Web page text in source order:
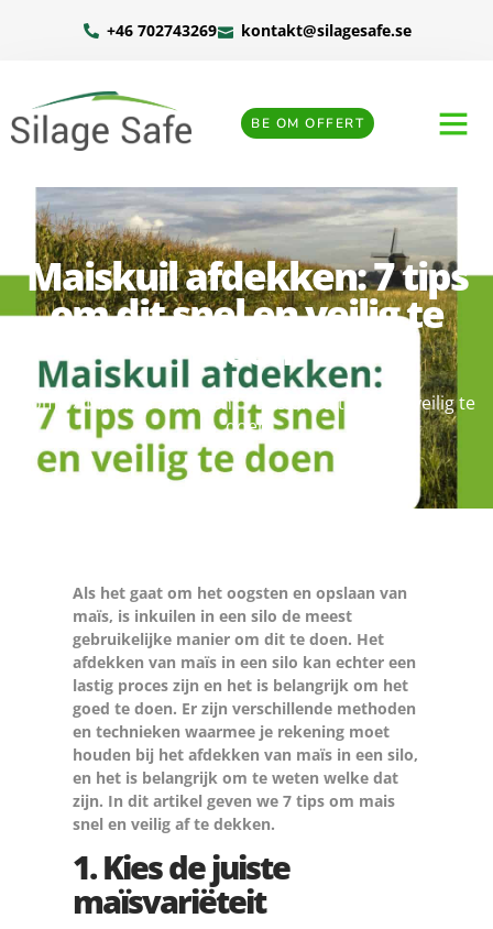
+46 702743269 kontakt@silagesafe.se
BE OM OFFERT
Maiskuil afdekken: 7 tips
om dit snel en veilig te
doen
Home »Maiskuil afdekken: 7 tips om dit snel en veilig te
doen
Als het gaat om het oogsten en opslaan van
maïs, is inkuilen in een silo de meest
gebruikelijke manier om dit te doen. Het
afdekken van maïs in een silo kan echter een
lastig proces zijn en het is belangrijk om het
goed te doen. Er zijn verschillende methoden
en technieken waarmee je rekening moet
houden bij het afdekken van maïs in een silo,
en het is belangrijk om te weten welke dat
zijn. In dit artikel geven we 7 tips om mais
snel en veilig af te dekken.
1. Kies de juiste
maïsvariëteit